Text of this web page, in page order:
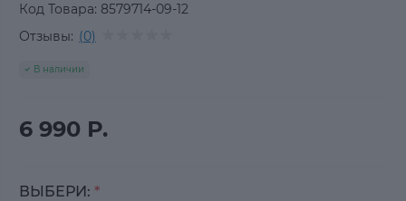
Код Товара: 8579714-09-12
Отзывы: (0)
В наличии
6 990 Р.
ВЫБЕРИ: *